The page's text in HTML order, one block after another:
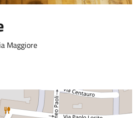
Maggiore